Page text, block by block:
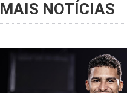
MAIS NOTÍCIAS